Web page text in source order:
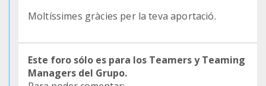
Moltíssimes gràcies per la teva aportació.
Este foro sólo es para los Teamers y Teaming
Managers del Grupo.